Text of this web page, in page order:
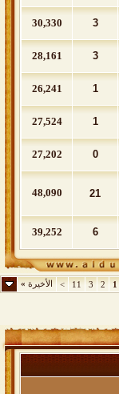
3
30,330
3
28,161
1
26,241
1
27,524
0
27,202
21
48,090
6
39,252
1
2
3
11
> الأخيرة»